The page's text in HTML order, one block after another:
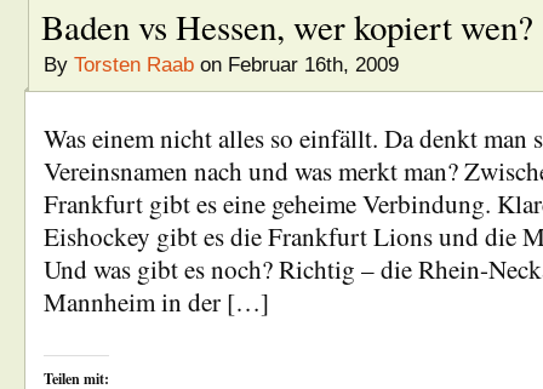
Baden vs Hessen, wer kopiert wen?
By Torsten Raab on Februar 16th, 2009
Was einem nicht alles so einfällt. Da denkt man
Vereinsnamen nach und was merkt man?
Frankfurt gibt es eine geheime Verbindung.
Eishockey gibt es die Frankfurt Lions und die
Und was gibt es noch? Richtig – die Rhein-
Mannheim in der […]
Teilen mit: